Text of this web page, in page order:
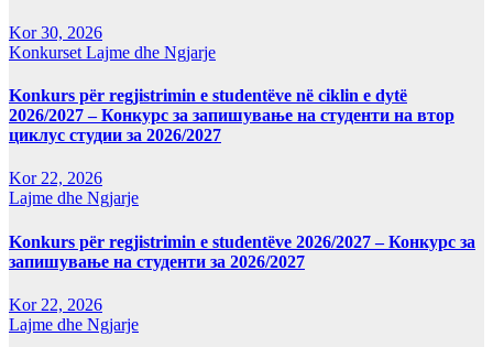
Kor 30, 2026
Konkurset Lajme dhe Ngjarje
Konkurs për regjistrimin e studentëve në ciklin e dytë
2026/2027 – Конкурс за запишување на студенти на втор
циклус студии за 2026/2027
Kor 22, 2026
Lajme dhe Ngjarje
Konkurs për regjistrimin e studentëve 2026/2027 – Конкурс за
запишување на студенти за 2026/2027
Kor 22, 2026
Lajme dhe Ngjarje